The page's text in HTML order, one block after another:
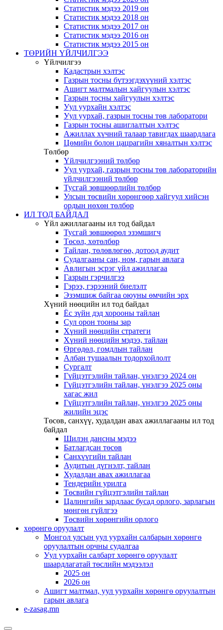
Статистик мэдээ 2019 он
Статистик мэдээ 2018 он
Статистик мэдээ 2017 он
Статистик мэдээ 2016 он
Статистик мэдээ 2015 он
ТӨРИЙН ҮЙЛЧИЛГЭЭ
Үйлчилгээ
Кадастрын хэлтэс
Газрын тосны бүтээгдэхүүний хэлтэс
Ашигт малтмалын хайгуулын хэлтэс
Газрын тосны хайгуулын хэлтэс
Уул уурхайн хэлтэс
Уул уурхай, газрын тосны төв лаборатори
Газрын тосны ашиглалтын хэлтэс
Ажиллах хүчний талаар тавигдах шаардлага
Цөмийн болон цацрагийн хяналтын хэлтэс
Төлбөр
Үйлчилгээний төлбөр
Уул уурхай, газрын тосны төв лабораторийн
үйлчилгээний төлбөр
Тусгай зөвшөөрлийн төлбөр
Улсын төсвийн хөрөнгөөр хайгуул хийсэн
ордын нөхөн төлбөр
ИЛ ТОД БАЙДАЛ
Үйл ажиллагааны ил тод байдал
Тусгай зөвшөөрөл эзэмшигч
Төсөл, хөтөлбөр
Тайлан, төлөвлөгөө, дотоод аудит
Судалгааны сан, ном, гарын авлага
Авлигын эсрэг үйл ажиллагаа
Газрын гэрчилгээ
Гэрээ, гэрээний биелэлт
Эзэмшиж байгаа оюуны өмчийн эрх
Хүний нөөцийн ил тод байдал
Ёс зүйн дэд хорооны тайлан
Сул орон тооны зар
Хүний нөөцийн стратеги
Хүний нөөцийн мэдээ, тайлан
Өргөдөл, гомдлын тайлан
Албан тушаалын тодорхойлолт
Сургалт
Гүйцэтгэлийн тайлан, үнэлгээ 2024 он
Гүйцэтгэлийн тайлан, үнэлгээ 2025 оны
хагас жил
Гүйцэтгэлийн тайлан, үнэлгээ 2025 оны
жилийн эцэс
Төсөв, санхүү, худалдан авах ажиллагааны ил тод
байдал
Шилэн дансны мэдээ
Батлагдсан төсөв
Санхүүгийн тайлан
Аудитын дүгнэлт, тайлан
Худалдан авах ажиллагаа
Тендерийн урилга
Төсвийн гүйцэтгэлийн тайлан
Цалингийн зардлаас бусад орлого, зарлагын
мөнгөн гүйлгээ
Төсвийн хөрөнгийн орлого
хөрөнгө оруулалт
Монгол улсын уул уурхайн салбарын хөрөнгө
оруулалтын орчны судалгаа
Уул уурхайн салбарт хөрөнгө оруулалт
шаардлагатай төслийн мэдээлэл
2025 он
2026 он
Ашигт малтмал, уул уурхайн хөрөнгө оруулалтын
гарын авлага
e-zasag.mn